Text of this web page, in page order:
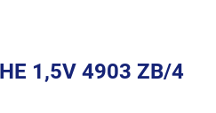
1,5V 4903 ZB/4